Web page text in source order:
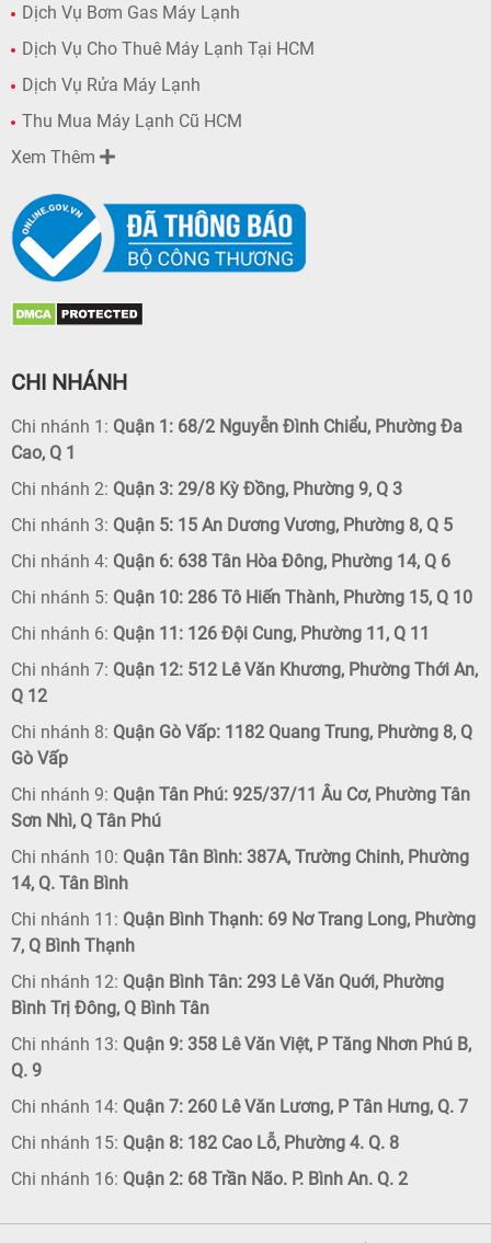
Dịch Vụ Bơm Gas Máy Lạnh
Dịch Vụ Cho Thuê Máy Lạnh Tại HCM
Dịch Vụ Rửa Máy Lạnh
Thu Mua Máy Lạnh Cũ HCM
Xem Thêm
CHI NHÁNH
Chi nhánh 1: Quận 1: 68/2 Nguyễn Đình Chiểu, Phường Đa
Cao, Q 1
Chi nhánh 2: Quận 3: 29/8 Kỳ Đồng, Phường 9, Q 3
Chi nhánh 3: Quận 5: 15 An Dương Vương, Phường 8, Q 5
Chi nhánh 4: Quận 6: 638 Tân Hòa Đông, Phường 14, Q 6
Chi nhánh 5: Quận 10: 286 Tô Hiến Thành, Phường 15, Q 10
Chi nhánh 6: Quận 11: 126 Đội Cung, Phường 11, Q 11
Chi nhánh 7: Quận 12: 512 Lê Văn Khương, Phường Thới An,
Q 12
Chi nhánh 8: Quận Gò Vấp: 1182 Quang Trung, Phường 8, Q
Gò Vấp
Chi nhánh 9: Quận Tân Phú: 925/37/11 Âu Cơ, Phường Tân
Sơn Nhì, Q Tân Phú
Chi nhánh 10: Quận Tân Bình: 387A, Trường Chinh, Phường
14, Q. Tân Bình
Chi nhánh 11: Quận Bình Thạnh: 69 Nơ Trang Long, Phường
7, Q Bình Thạnh
Chi nhánh 12: Quận Bình Tân: 293 Lê Văn Quới, Phường
Bình Trị Đông, Q Bình Tân
Chi nhánh 13: Quận 9: 358 Lê Văn Việt, P Tăng Nhơn Phú B,
Q. 9
Chi nhánh 14: Quận 7: 260 Lê Văn Lương, P Tân Hưng, Q. 7
Chi nhánh 15: Quận 8: 182 Cao Lỗ, Phường 4. Q. 8
Chi nhánh 16: Quận 2: 68 Trần Não. P. Bình An. Q. 2